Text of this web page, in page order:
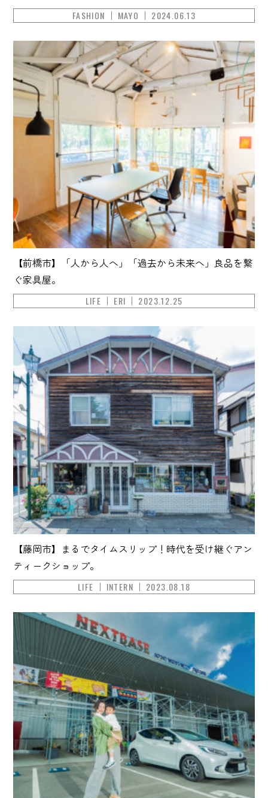
FASHION MAYO 2024.06.13
【前橋市】「人から人へ」「過去から未来へ」良品を繋
ぐ家具屋。
LIFE ERI 2023.12.25
【藤岡市】まるでタイムスリップ！時代を受け継ぐアン
ティークショップ。
LIFE INTERN 2023.08.18